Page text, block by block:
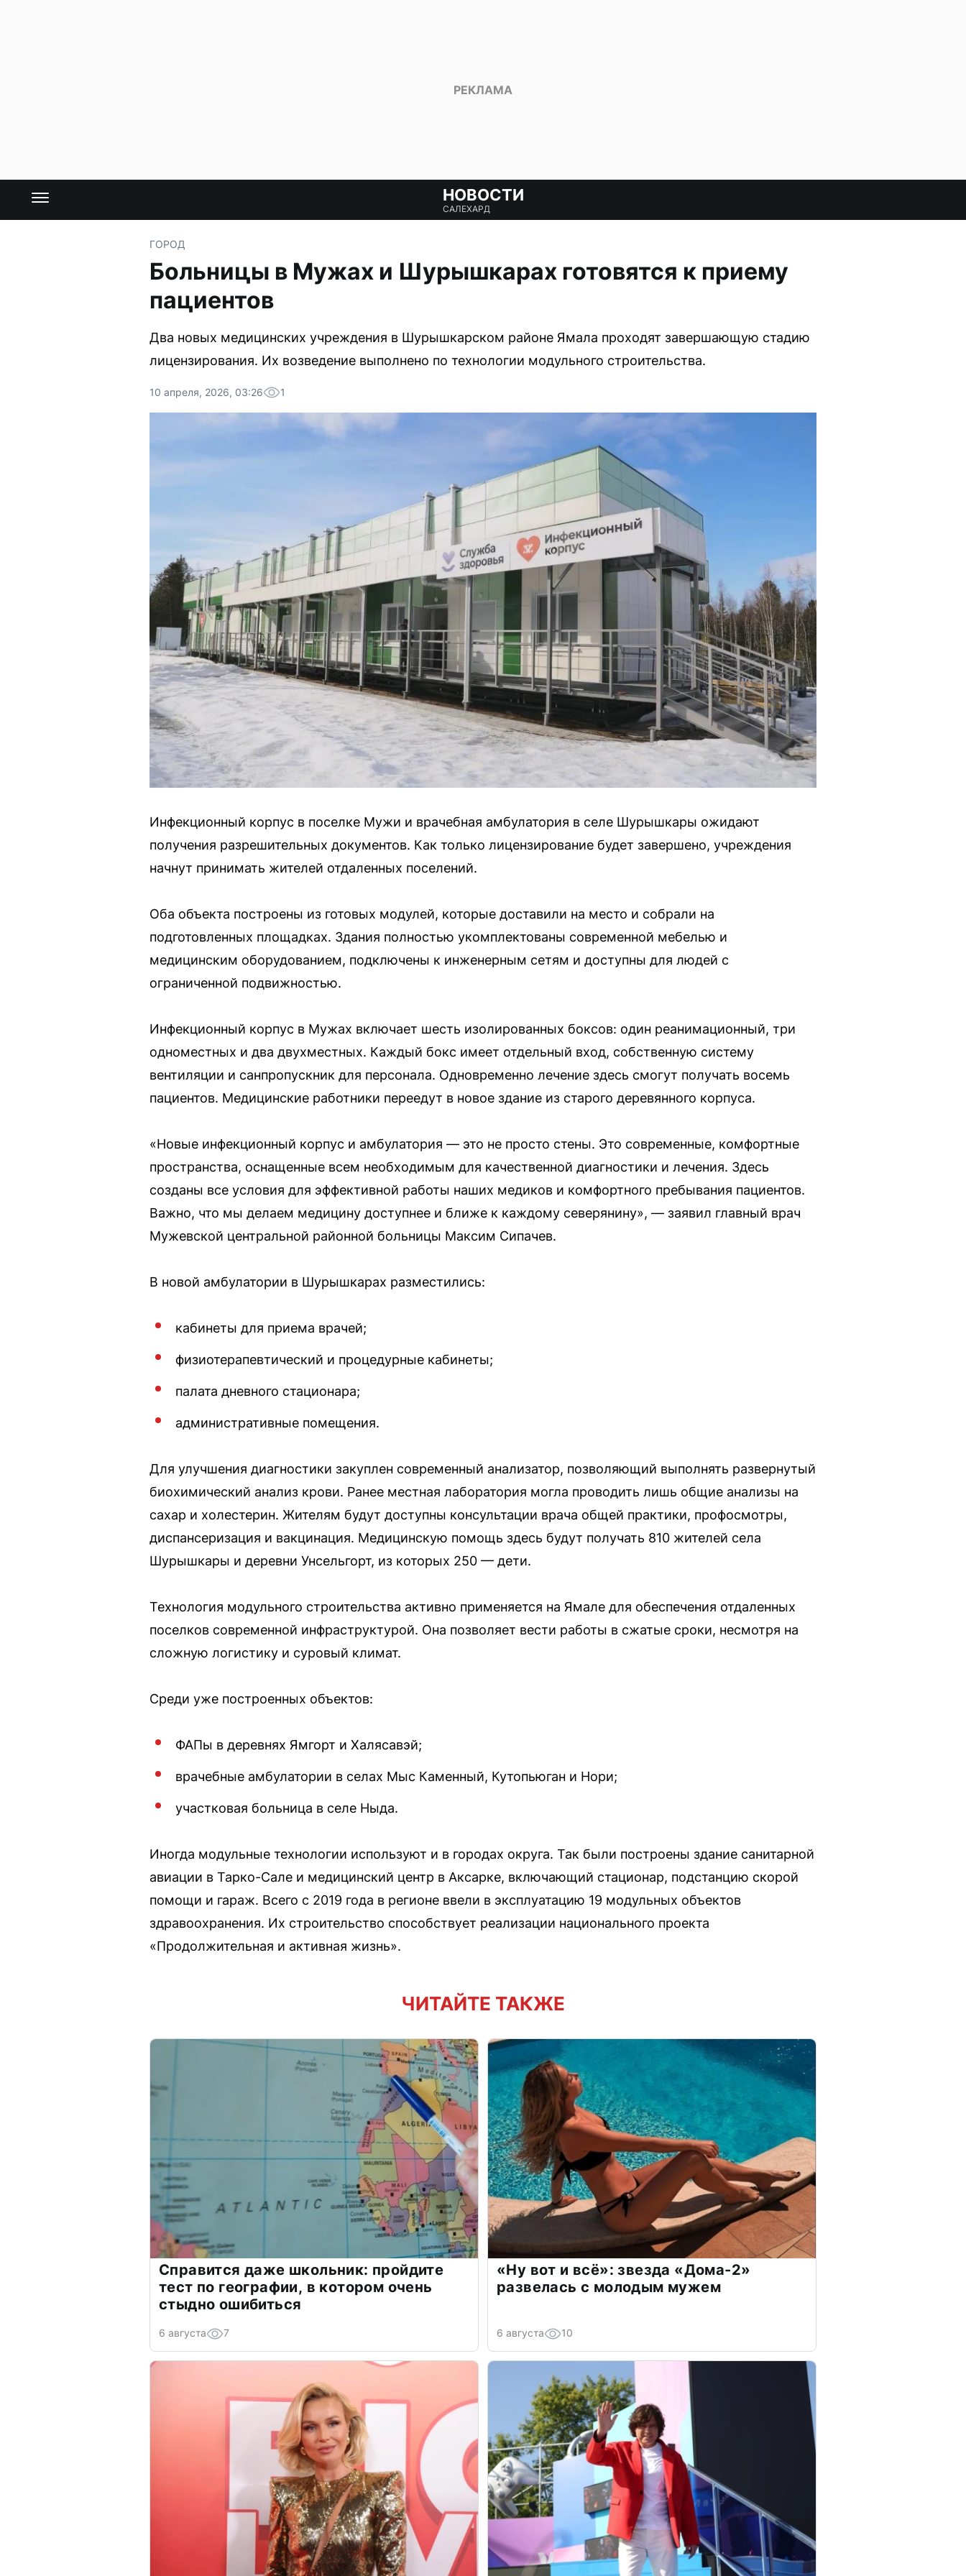
НОВОСТИ
САЛЕХАРД
ГОРОД
Больницы в Мужах и Шурышкарах готовятся к приему
пациентов
Два новых медицинских учреждения в Шурышкарском районе Ямала проходят завершающую стадию
лицензирования. Их возведение выполнено по технологии модульного строительства.
10 апреля, 2026, 03:26 1
Инфекционный корпус в поселке Мужи и врачебная амбулатория в селе Шурышкары ожидают
получения разрешительных документов. Как только лицензирование будет завершено, учреждения
начнут принимать жителей отдаленных поселений.
Оба объекта построены из готовых модулей, которые доставили на место и собрали на
подготовленных площадках. Здания полностью укомплектованы современной мебелью и
медицинским оборудованием, подключены к инженерным сетям и доступны для людей с
ограниченной подвижностью.
Инфекционный корпус в Мужах включает шесть изолированных боксов: один реанимационный, три
одноместных и два двухместных. Каждый бокс имеет отдельный вход, собственную систему
вентиляции и санпропускник для персонала. Одновременно лечение здесь смогут получать восемь
пациентов. Медицинские работники переедут в новое здание из старого деревянного корпуса.
«Новые инфекционный корпус и амбулатория — это не просто стены. Это современные, комфортные
пространства, оснащенные всем необходимым для качественной диагностики и лечения. Здесь
созданы все условия для эффективной работы наших медиков и комфортного пребывания пациентов.
Важно, что мы делаем медицину доступнее и ближе к каждому северянину», — заявил главный врач
Мужевской центральной районной больницы Максим Сипачев.
В новой амбулатории в Шурышкарах разместились:
кабинеты для приема врачей;
физиотерапевтический и процедурные кабинеты;
палата дневного стационара;
административные помещения.
Для улучшения диагностики закуплен современный анализатор, позволяющий выполнять развернутый
биохимический анализ крови. Ранее местная лаборатория могла проводить лишь общие анализы на
сахар и холестерин. Жителям будут доступны консультации врача общей практики, профосмотры,
диспансеризация и вакцинация. Медицинскую помощь здесь будут получать 810 жителей села
Шурышкары и деревни Унсельгорт, из которых 250 — дети.
Технология модульного строительства активно применяется на Ямале для обеспечения отдаленных
поселков современной инфраструктурой. Она позволяет вести работы в сжатые сроки, несмотря на
сложную логистику и суровый климат.
Среди уже построенных объектов:
ФАПы в деревнях Ямгорт и Халясавэй;
врачебные амбулатории в селах Мыс Каменный, Кутопьюган и Нори;
участковая больница в селе Ныда.
Иногда модульные технологии используют и в городах округа. Так были построены здание санитарной
авиации в Тарко-Сале и медицинский центр в Аксарке, включающий стационар, подстанцию скорой
помощи и гараж. Всего с 2019 года в регионе ввели в эксплуатацию 19 модульных объектов
здравоохранения. Их строительство способствует реализации национального проекта
«Продолжительная и активная жизнь».
ЧИТАЙТЕ ТАКЖЕ
Справится даже школьник: пройдите
тест по географии, в котором очень
стыдно ошибиться
6 августа 7
«Ну вот и всё»: звезда «Дома-2»
развелась с молодым мужем
6 августа 10